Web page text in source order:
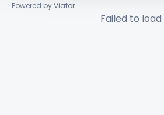
Powered by Viator
Failed to load